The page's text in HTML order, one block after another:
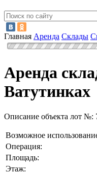
Главная Аренда Склады
Аренда
Ватутинках
Описание объекта лот №:
Возможное
Операция:
Площадь:
Этаж: